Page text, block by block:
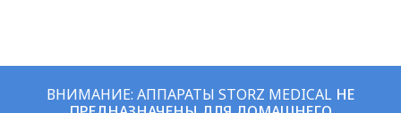
ВНИМАНИЕ: АППАРАТЫ STORZ MEDICAL НЕ